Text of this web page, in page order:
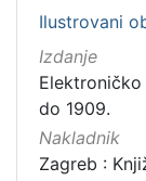
Ilustrovani
Izdanje
do 1909.
Nakladnik
Zagreb :